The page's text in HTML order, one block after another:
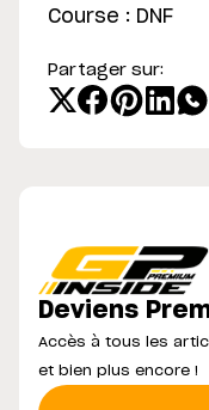
Course : DNF
Partager sur:
Deviens
Accès à tous les
et bien plus encore !